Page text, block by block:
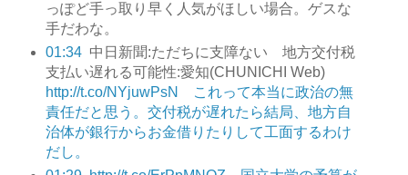
っぽど手っ取り早く人気がほしい場合。ゲスな
手だわな。
01:34 中日新聞:ただちに支障ない 地方交付税
支払い遅れる可能性:愛知(CHUNICHI Web)
http://t.co/NYjuwPsN これって本当に政治の無
責任だと思う。交付税が遅れたら結局、地方自
治体が銀行からお金借りたりして工面するわけ
だし。